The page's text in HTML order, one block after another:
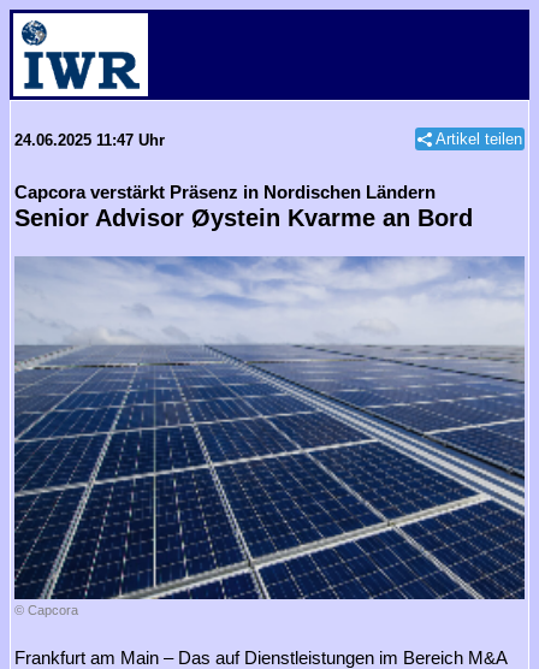
24.06.2025 11:47 Uhr Artikel teilen
Capcora verstärkt Präsenz in Nordischen Ländern
Senior Advisor Øystein Kvarme an Bord
© Capcora
Frankfurt am Main – Das auf Dienstleistungen im Bereich M&A